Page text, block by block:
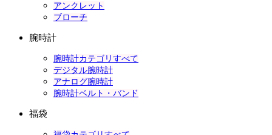
アンクレット
ブローチ
腕時計
腕時計カテゴリすべて
デジタル腕時計
アナログ腕時計
腕時計ベルト・バンド
福袋